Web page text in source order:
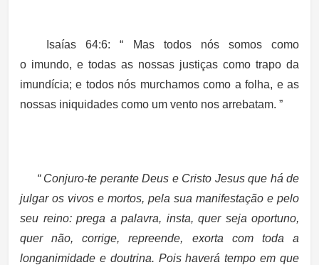
Isaías 64:6:“ Mas todos nós somos como
o imundo, e todas as nossas justiças como trapo da
imundícia; e todos nós murchamos como a folha, e as
nossas iniquidades como um vento nos arrebatam. ”
“ Conjuro-te perante Deus e Cristo Jesus que há de
julgar os vivos e mortos, pela sua manifestação e pelo
seu reino: prega a palavra, insta, quer seja oportuno,
quer não, corrige, repreende, exorta com toda a
longanimidade e doutrina. Pois haverá tempo em que